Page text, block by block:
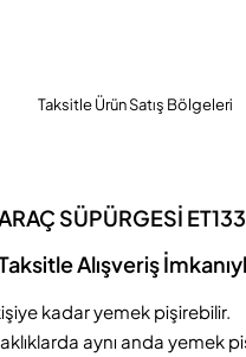
Taksitle Ürün Satış Bölgeleri
SÜPÜRGESİ
Alışveriş
kadar yemek pişirebilir.
aynı anda yemek